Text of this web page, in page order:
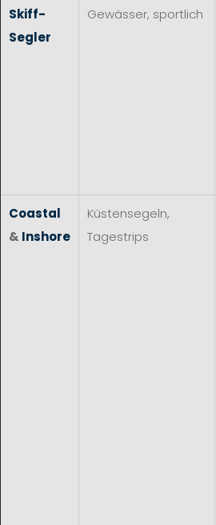
Skiff-
Segler
Gewässer, sportlich
Coastal
& Inshore
Küstensegeln,
Tagestrips